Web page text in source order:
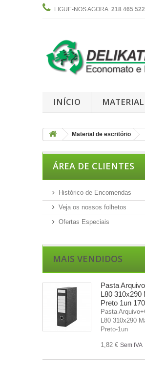
LIGUE-NOS AGORA: 218 465 522
INÍCIO
Material de escritório
ÁREA DE CLIENTES
Histórico de Encomendas
Veja os nossos folhetos
Ofertas Especiais
MAIS VENDIDOS
Pasta
L80 310x290
Preto 1un
Pasta
L80 310x290
Preto-1un
1,82 € Sem IVA